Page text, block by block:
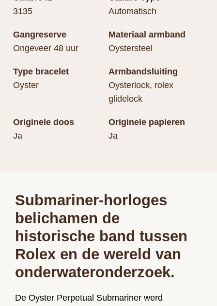
3135
Automatisch
Gangreserve
Ongeveer 48 uur
Materiaal armband
Oystersteel
Type bracelet
Oyster
Armbandsluiting
Oysterlock, rolex
glidelock
Originele doos
Ja
Originele papieren
Ja
Submariner-horloges
belichamen de
historische band tussen
Rolex en de wereld van
onderwateronderzoek.
De Oyster Perpetual Submariner werd